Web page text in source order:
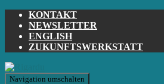
KONTAKT
NEWSLETTER
ENGLISH
ZUKUNFTSWERKSTATT
Navigation umschalten